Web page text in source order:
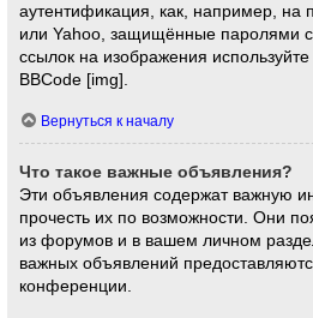
аутентификация, как, например, на
или Yahoo, защищённые паролями
ссылок на изображения
BBCode [img].
Вернуться к началу
Что такое важные объявления?
Эти объявления содержат важную
прочесть их по возможности. Они
из форумов и в вашем личном
важных объявлений
конференции.